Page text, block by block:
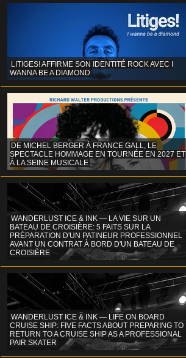
LITIGES! AFFIRME SON IDENTITÉ ROCK AVEC I
WANNA BE A DIAMOND
DE MICHEL BERGER À FRANCE GALL, LE
SPECTACLE HOMMAGE EN TOURNÉE EN 2027 ET
À LA SEINE MUSICALE
WANDERLUST ICE & INK — LA VIE SUR UN
BATEAU DE CROISIÈRE: 5 FAITS SUR LA
PRÉPARATION D'UN PATINEUR PROFESSIONNEL
AVANT UN CONTRAT À BORD D'UN BATEAU DE
CROISIÈRE
WANDERLUST ICE & INK — LIFE ON BOARD
CRUISE SHIP: FIVE FACTS ABOUT PREPARING TO
RETURN TO A CRUISE SHIP AS A PROFESSIONAL
PAIR SKATER